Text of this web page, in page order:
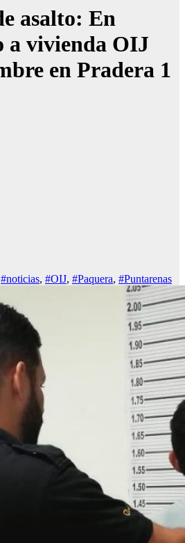
asalto: En
a vivienda OIJ
en Pradera 1
#noticias, #OIJ, #Paquera, #Puntarenas